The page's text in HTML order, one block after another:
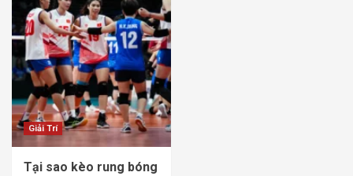
Giải Trí
Tại sao kèo rung bóng